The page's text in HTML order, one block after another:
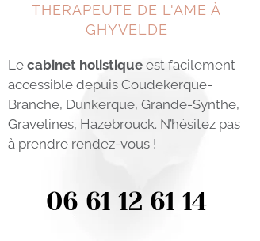
THERAPEUTE DE L'AME À
GHYVELDE
Le cabinet holistique est facilement
accessible depuis Coudekerque-
Branche, Dunkerque, Grande-Synthe,
Gravelines, Hazebrouck. N’hésitez pas
à prendre rendez-vous !
06 61 12 61 14